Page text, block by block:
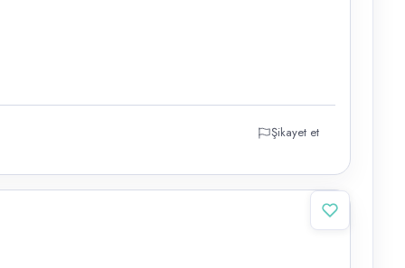
Şikayet et